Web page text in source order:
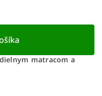
matracom a